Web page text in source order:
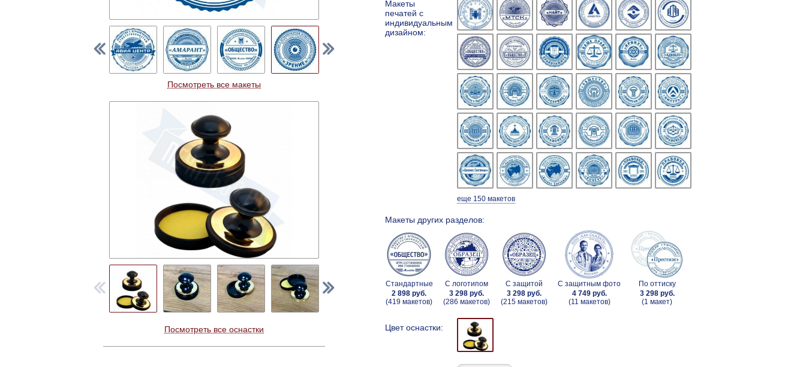
Макеты
печатей с
индивидуальным
дизайном:
еще 150 макетов
Макеты других разделов:
Стандартные
2 898 руб.
(419 макетов)
С логотипом
3 298 руб.
(286 макетов)
С защитой
3 298 руб.
(215 макетов)
С защитным фото
4 749 руб.
(11 макетов)
По оттиску
3 298 руб.
(1 макет)
Цвет оснастки:
Посмотреть все макеты
Посмотреть все оснастки